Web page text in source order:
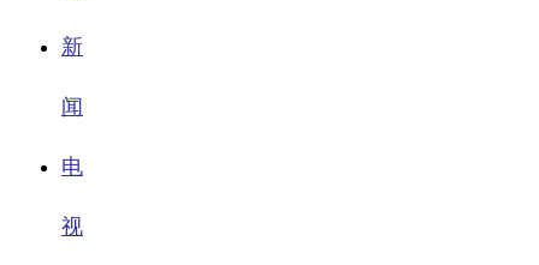
新
闻
电
视